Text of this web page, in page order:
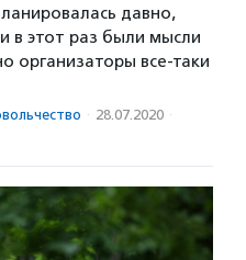
давно,
в этот раз были мысли
организаторы все-таки
· 28.07.2020 ·